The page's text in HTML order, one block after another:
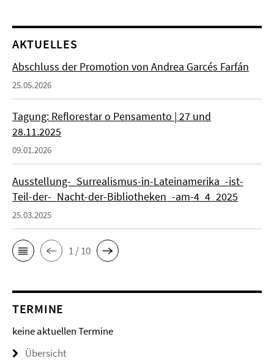
AKTUELLES
Abschluss der Promotion von Andrea Garcés Farfán
25.05.2026
Tagung: Reflorestar o Pensamento | 27 und
28.11.2025
09.01.2026
Ausstellung-_Surrealismus-in-Lateinamerika_-ist-
Teil-der-_Nacht-der-Bibliotheken_-am-4_4_2025
25.03.2025
1 / 10
TERMINE
keine aktuellen Termine
Übersicht